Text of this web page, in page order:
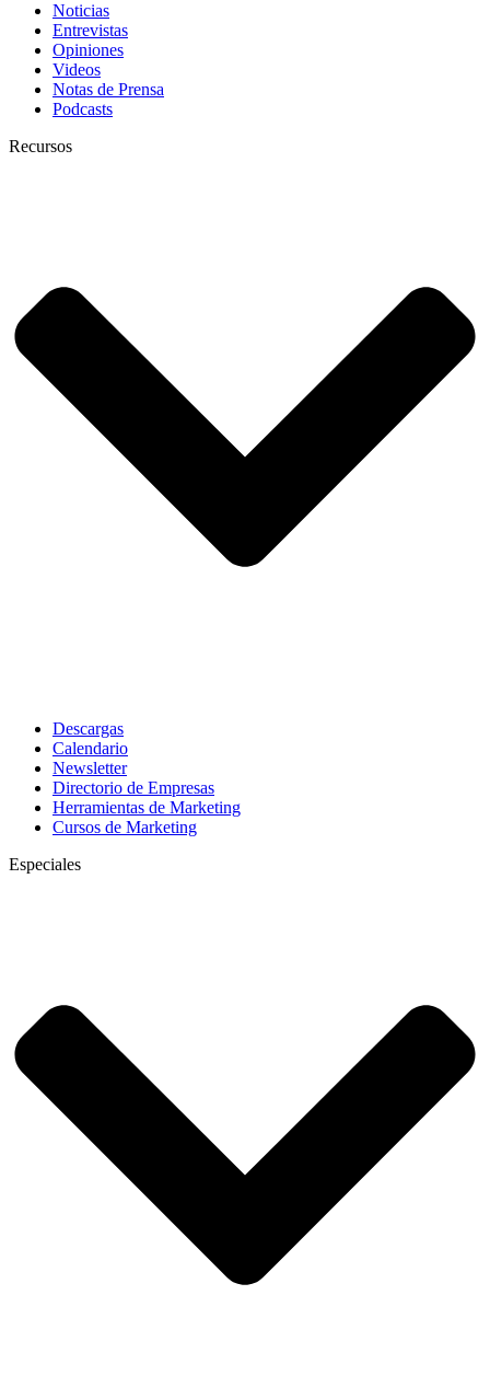
Noticias
Entrevistas
Opiniones
Videos
Notas de Prensa
Podcasts
Recursos
Descargas
Calendario
Newsletter
Directorio de Empresas
Herramientas de Marketing
Cursos de Marketing
Especiales